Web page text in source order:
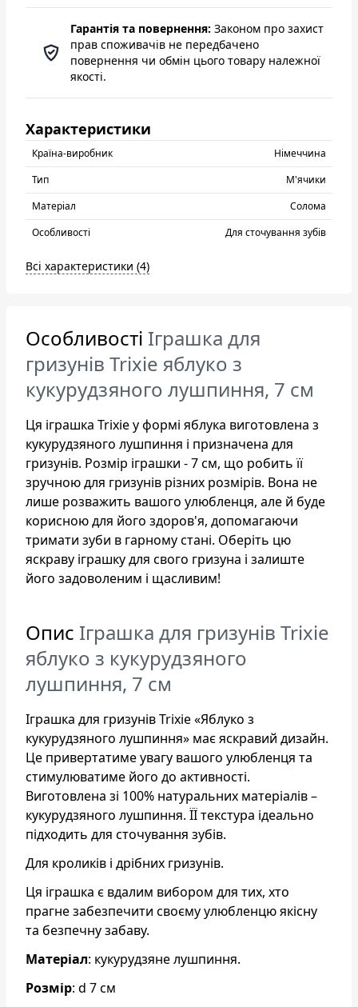
Гарантія та повернення: Законом про захист
прав споживачів не передбачено
повернення чи обмін цього товару належної
якості.
Характеристики
Країна-виробник
Нiмеччина
Тип
М'ячики
Матеріал
Солома
Особливості
Для сточування зубів
Всі характеристики (4)
Особливості Іграшка для
гризунів Trixie яблуко з
кукурудзяного лушпиння, 7 см
Ця іграшка Trixie у формі яблука виготовлена з
кукурудзяного лушпиння і призначена для
гризунів. Розмір іграшки - 7 см, що робить її
зручною для гризунів різних розмірів. Вона не
лише розважить вашого улюбленця, але й буде
корисною для його здоров'я, допомагаючи
тримати зуби в гарному стані. Оберіть цю
яскраву іграшку для свого гризуна і залиште
його задоволеним і щасливим!
Опис Іграшка для гризунів Trixie
яблуко з кукурудзяного
лушпиння, 7 см
Іграшка для гризунів Trixie «Яблуко з
кукурудзяного лушпиння» має яскравий дизайн.
Це привертатиме увагу вашого улюбленця та
стимулюватиме його до активності.
Виготовлена зі 100% натуральних матеріалів –
кукурудзяного лушпиння. ЇЇ текстура ідеально
підходить для сточування зубів.
Для кроликів і дрібних гризунів.
Ця іграшка є вдалим вибором для тих, хто
прагне забезпечити своєму улюбленцю якісну
та безпечну забаву.
Матеріал: кукурудзяне лушпиння.
Розмір: d 7 см